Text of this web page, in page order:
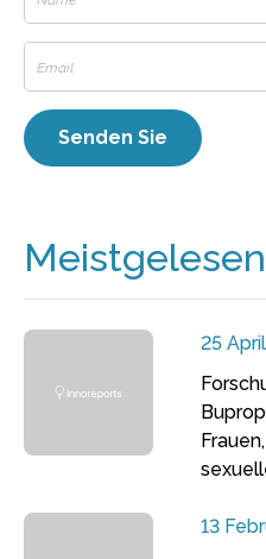
25
13